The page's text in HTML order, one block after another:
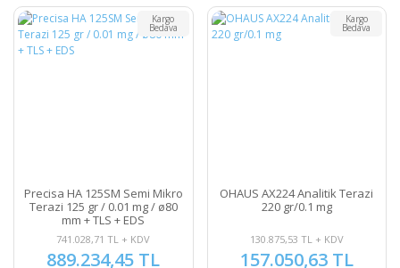
Kargo
Bedava
Precisa HA 125SM Semi Mikro
Terazi 125 gr / 0.01 mg / ø80
mm + TLS + EDS
741.028,71 TL + KDV
889.234,45 TL
Kargo
Bedava
OHAUS AX224 Analitik Terazi
220 gr/0.1 mg
130.875,53 TL + KDV
157.050,63 TL